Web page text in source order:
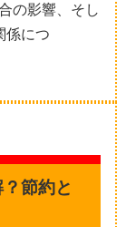
の影響、そし
係につ
節約と